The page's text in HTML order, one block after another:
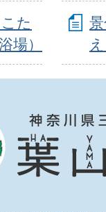
た
場）